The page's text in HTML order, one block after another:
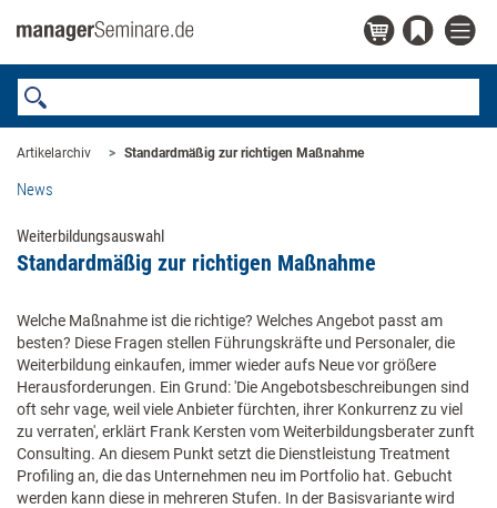
Artikelarchiv Standardmäßig zur richtigen Maßnahme
News
Weiterbildungsauswahl
Standardmäßig zur richtigen Maßnahme
Welche Maßnahme ist die richtige? Welches Angebot passt am
besten? Diese Fragen stellen Führungskräfte und Personaler, die
Weiterbildung einkaufen, immer wieder aufs Neue vor größere
Herausforderungen. Ein Grund: 'Die Angebotsbeschreibungen sind
oft sehr vage, weil viele Anbieter fürchten, ihrer Konkurrenz zu viel
zu verraten', erklärt Frank Kersten vom Weiterbildungsberater zunft
Consulting. An diesem Punkt setzt die Dienstleistung Treatment
Profiling an, die das Unternehmen neu im Portfolio hat. Gebucht
werden kann diese in mehreren Stufen. In der Basisvariante wird